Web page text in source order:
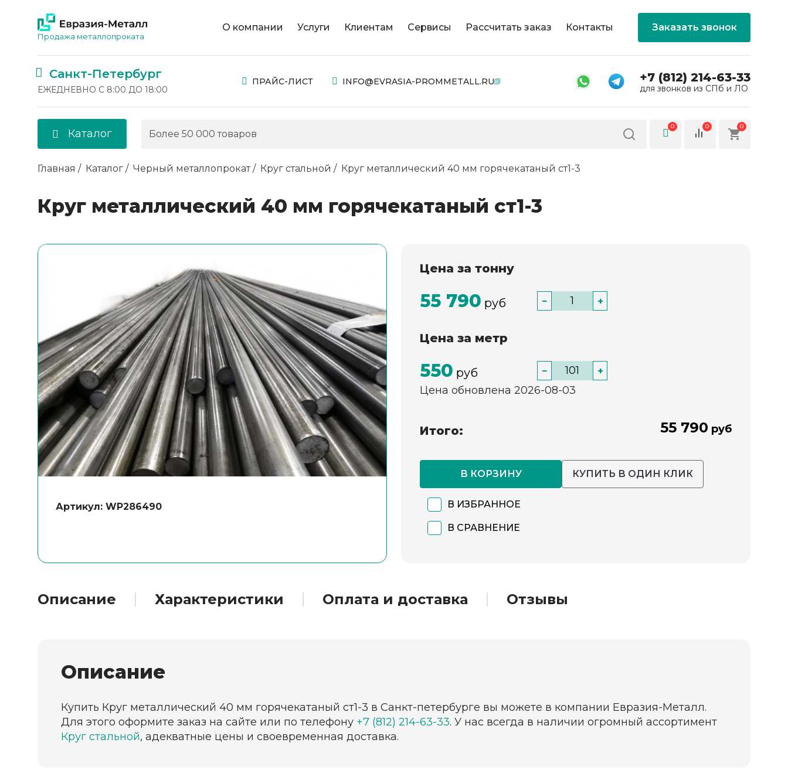
Продажа металлопроката
О компании Услуги Клиентам Сервисы Рассчитать заказ Контакты Заказать звонок
Санкт-Петербург
ЕЖЕДНЕВНО С 8:00 ДО 18:00
ПРАЙС-ЛИСТ INFO@EVRASIA-PROMMETALL.RU +7 (812) 214-63-33
для звонков из СПб и ЛО
Каталог
0 0 0
Главная Каталог Черный металлопрокат Круг стальной Круг металлический 40 мм горячекатаный ст1-3
Круг металлический 40 мм горячекатаный ст1-3
Артикул: WP286490
Цена за тонну
55 790 руб − +
Цена за метр
550 руб − +
Цена обновлена 2026-08-03
Итого: 55 790 руб
В КОРЗИНУ КУПИТЬ В ОДИН КЛИК
В ИЗБРАННОЕ
В СРАВНЕНИЕ
Описание Характеристики Оплата и доставка Отзывы
Описание
Купить Круг металлический 40 мм горячекатаный ст1-3 в Санкт-петербурге вы можете в компании Евразия-Металл.
Для этого оформите заказ на сайте или по телефону +7 (812) 214-63-33. У нас всегда в наличии огромный ассортимент
Круг стальной, адекватные цены и своевременная доставка.